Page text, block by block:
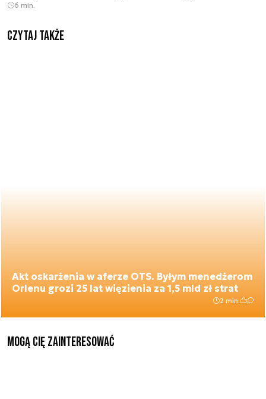
6 min.
Czytaj także
Akt oskarżenia w aferze OTS. Byłym menedżerom
Orlenu grozi 25 lat więzienia za 1,5 mld zł strat
2 min.
Mogą Cię zainteresować